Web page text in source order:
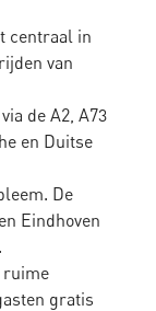
centraal in
van
de A2, A73
en Duitse
De
Eindhoven
ruime
gratis